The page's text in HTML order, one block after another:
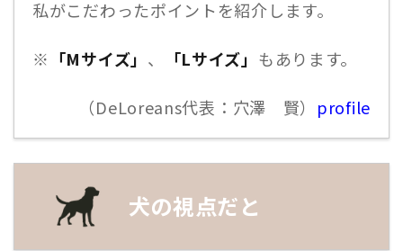
私がこだわったポイントを紹介します。
※ 「Mサイズ」 、 「Lサイズ」 もあります。
（DeLoreans代表：穴澤 賢） profile
犬の視点だと